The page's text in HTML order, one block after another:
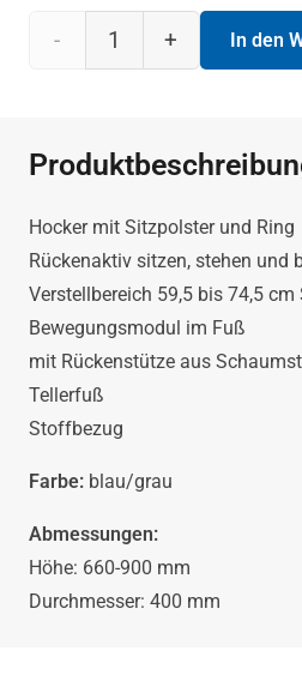
Stehhilfe
Solo
blau/grau
Menge
In den
Hocker mit Sitzpolster und Ring
Rückenaktiv sitzen, stehen und
Verstellbereich 59,5 bis 74,5 cm
Bewegungsmodul im Fuß
mit Rückenstütze aus
Tellerfuß
Stoffbezug
Farbe: blau/grau
Abmessungen:
Höhe: 660-900 mm
Durchmesser: 400 mm